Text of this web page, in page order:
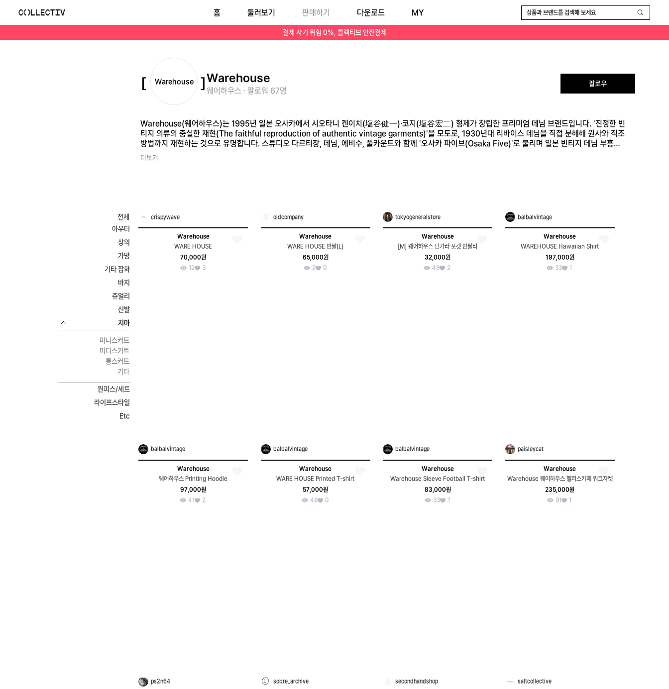
Warehouse(웨어하우스)는 1995년 일본 오사카에서 시오타니 켄이치(塩谷健一)·코지(塩谷宏二) 형제가 창립한 프리미엄 데님 브랜드입니다. '진정한 빈티지 의류의 충실한 재현(The faithful reproduction of authentic vintage garments)'을 모토로, 1930년대 리바이스 데님을 직접 분해해 원사와 직조 방법까지 재현하는 것으로 유명합니다. 스튜디오 다르티장, 데님, 에비수, 풀카운트와 함께 '오사카 파이브(Osaka Five)'로 불리며 일본 빈티지 데님 부흥을 이끌었습니다.
결제 사기 위험 0%, 콜렉티브 안전결제
홈 둘러보기 판매하기 다운로드 MY 상품과 브랜드를 검색해 보세요
Warehouse Warehouse
웨어하우스 · 팔로워 67명
팔로우
Warehouse(웨어하우스)는 1995년 일본 오사카에서 시오타니 켄이치(塩谷健一)·코지(塩谷宏二) 형제가 창립한 프리미엄 데님 브랜드입니다. '진정한 빈
티지 의류의 충실한 재현(The faithful reproduction of authentic vintage garments)'을 모토로, 1930년대 리바이스 데님을 직접 분해해 원사와 직조
방법까지 재현하는 것으로 유명합니다. 스튜디오 다르티장, 데님, 에비수, 풀카운트와 함께 '오사카 파이브(Osaka Five)'로 불리며 일본 빈티지 데님 부흥을
이끌었습니다.
더보기
전체
아우터
상의
가방
기타 잡화
바지
쥬얼리
신발
치마
미니스커트
미디스커트
롱스커트
기타
원피스/세트
라이프스타일
Etc
crispywave
Warehouse
WARE HOUSE
70,000원
12
3
oldcompany
Warehouse
WARE HOUSE 반팔(L)
65,000원
2
0
tokyogeneralstore
Warehouse
[M] 웨어하우스 단가라 포켓 반팔티
32,000원
49
2
balbalvintage
Warehouse
WAREHOUSE Hawaiian Shirt
197,000원
33
1
balbalvintage
Warehouse
웨어하우스 Printing Hoodie
97,000원
41
2
balbalvintage
Warehouse
WARE HOUSE Printed T-shirt
57,000원
48
0
balbalvintage
Warehouse
Warehouse Sleeve Football T-shirt
83,000원
33
1
paisleycat
Warehouse
Warehouse 웨어하우스 헬러스카페 워크자켓
235,000원
91
1
ps2n64 sobre_archive secondhandshop saltcollective